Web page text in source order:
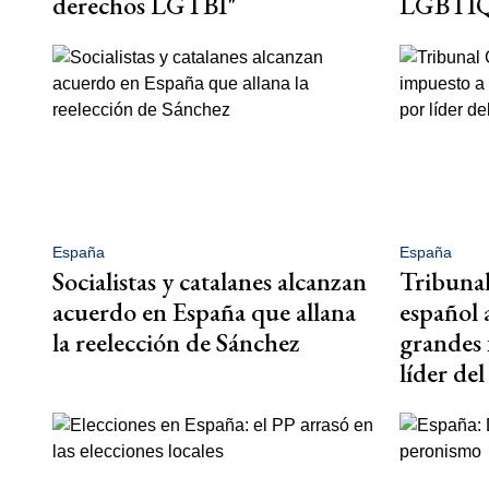
España
Socialistas y catalanes alcanzan
acuerdo en España que allana
la reelección de Sánchez
España
español
líder del